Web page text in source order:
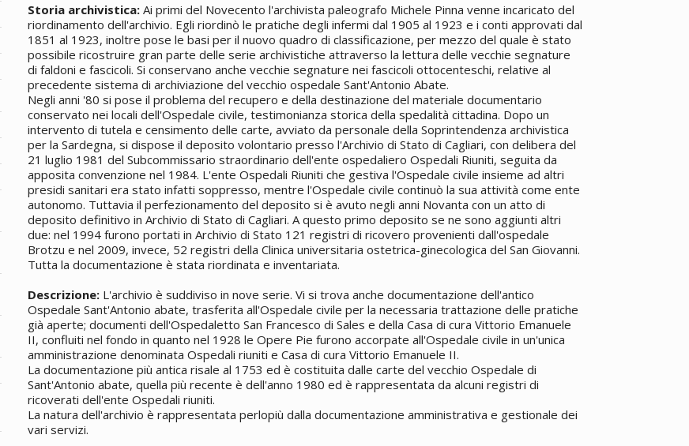
Storia archivistica: Ai primi del Novecento l'archivista paleografo Michele Pinna venne incaricato del
riordinamento dell'archivio. Egli riordinò le pratiche degli infermi dal 1905 al 1923 e i conti approvati dal
1851 al 1923, inoltre pose le basi per il nuovo quadro di classificazione, per mezzo del quale è stato
possibile ricostruire gran parte delle serie archivistiche attraverso la lettura delle vecchie segnature
di faldoni e fascicoli. Si conservano anche vecchie segnature nei fascicoli ottocenteschi, relative al
precedente sistema di archiviazione del vecchio ospedale Sant'Antonio Abate.
Negli anni '80 si pose il problema del recupero e della destinazione del materiale documentario
conservato nei locali dell'Ospedale civile, testimonianza storica della spedalità cittadina. Dopo un
intervento di tutela e censimento delle carte, avviato da personale della Soprintendenza archivistica
per la Sardegna, si dispose il deposito volontario presso l'Archivio di Stato di Cagliari, con delibera del
21 luglio 1981 del Subcommissario straordinario dell'ente ospedaliero Ospedali Riuniti, seguita da
apposita convenzione nel 1984. L'ente Ospedali Riuniti che gestiva l'Ospedale civile insieme ad altri
presidi sanitari era stato infatti soppresso, mentre l'Ospedale civile continuò la sua attività come ente
autonomo. Tuttavia il perfezionamento del deposito si è avuto negli anni Novanta con un atto di
deposito definitivo in Archivio di Stato di Cagliari. A questo primo deposito se ne sono aggiunti altri
due: nel 1994 furono portati in Archivio di Stato 121 registri di ricovero provenienti dall'ospedale
Brotzu e nel 2009, invece, 52 registri della Clinica universitaria ostetrica-ginecologica del San Giovanni.
Tutta la documentazione è stata riordinata e inventariata.
Descrizione: L'archivio è suddiviso in nove serie. Vi si trova anche documentazione dell'antico
Ospedale Sant'Antonio abate, trasferita all'Ospedale civile per la necessaria trattazione delle pratiche
già aperte; documenti dell'Ospedaletto San Francesco di Sales e della Casa di cura Vittorio Emanuele
II, confluiti nel fondo in quanto nel 1928 le Opere Pie furono accorpate all'Ospedale civile in un'unica
amministrazione denominata Ospedali riuniti e Casa di cura Vittorio Emanuele II.
La documentazione più antica risale al 1753 ed è costituita dalle carte del vecchio Ospedale di
Sant'Antonio abate, quella più recente è dell'anno 1980 ed è rappresentata da alcuni registri di
ricoverati dell'ente Ospedali riuniti.
La natura dell'archivio è rappresentata perlopiù dalla documentazione amministrativa e gestionale dei
vari servizi.